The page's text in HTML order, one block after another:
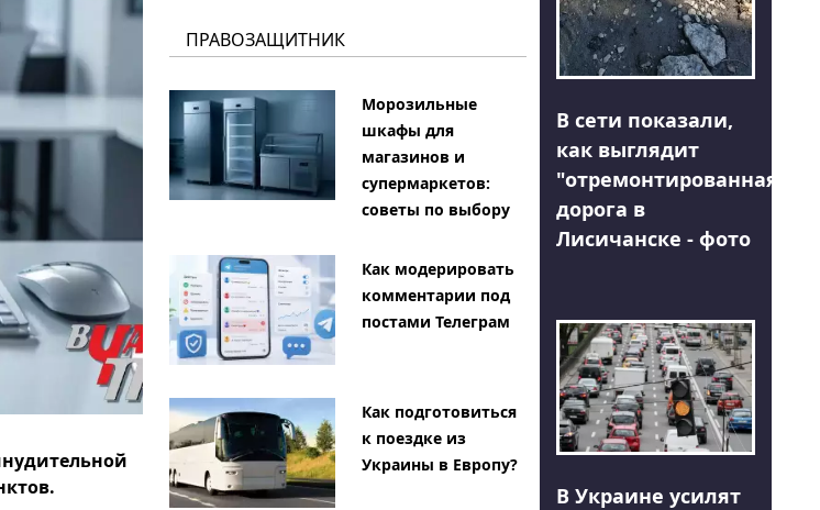
ПРАВОЗАЩИТНИК
Морозильные
шкафы для
магазинов и
супермаркетов:
советы по выбору
Как модерировать
комментарии под
постами Телеграм
Как подготовиться
к поездке из
Украины в Европу?
В сети показали,
как выглядит
"отремонтированная"
дорога в
Лисичанске - фото
В Украине усилят